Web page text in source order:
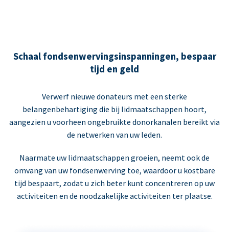
Schaal fondsenwervingsinspanningen, bespaar
tijd en geld
Verwerf nieuwe donateurs met een sterke
belangenbehartiging die bij lidmaatschappen hoort,
aangezien u voorheen ongebruikte donorkanalen bereikt via
de netwerken van uw leden.
Naarmate uw lidmaatschappen groeien, neemt ook de
omvang van uw fondsenwerving toe, waardoor u kostbare
tijd bespaart, zodat u zich beter kunt concentreren op uw
activiteiten en de noodzakelijke activiteiten ter plaatse.